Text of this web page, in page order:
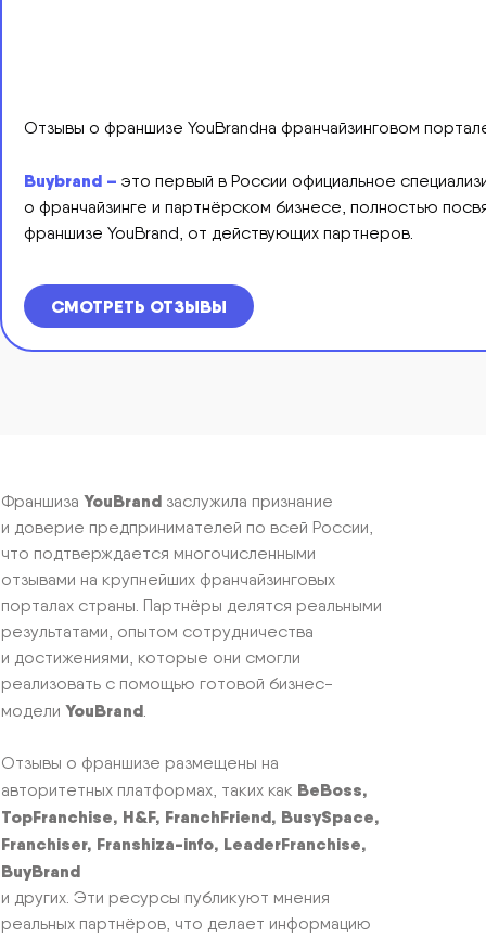
Отзывы о франшизе YouBrandна франчайзинговом
Buybrand – это первый в России официальное
о франчайзинге и партнёрском бизнесе, полностью
франшизе YouBrand, от действующих партнеров.
СМОТРЕТЬ ОТЗЫВЫ
Франшиза YouBrand заслужила признание
и доверие предпринимателей по всей России,
что подтверждается многочисленными
отзывами на крупнейших франчайзинговых
порталах страны. Партнёры делятся реальными
результатами, опытом сотрудничества
и достижениями, которые они смогли
реализовать с помощью готовой бизнес-
модели YouBrand.
Отзывы о франшизе размещены на
авторитетных платформах, таких как BeBoss,
TopFranchise, H&F, FranchFriend, BusySpace,
Franchiser, Franshiza-info, LeaderFranchise,
BuyBrand
и других. Эти ресурсы публикуют мнения
реальных партнёров, что делает информацию